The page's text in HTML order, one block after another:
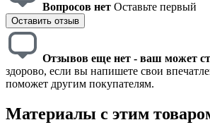
Вопросов нет Оставьте первый
Оставить отзыв
Отзывов еще нет - ваш может
здорово, если вы напишете свои
поможет другим покупателям.
Материалы с этим